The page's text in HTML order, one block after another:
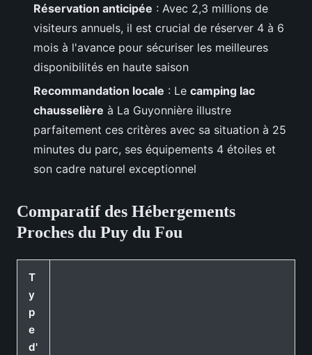
Réservation anticipée : Avec 2,3 millions de
visiteurs annuels, il est crucial de réserver 4 à 6
mois à l'avance pour sécuriser les meilleures
disponibilités en haute saison
Recommandation locale : Le camping lac
chausselière à La Guyonnière illustre
parfaitement ces critères avec sa situation à 25
minutes du parc, ses équipements 4 étoiles et
son cadre naturel exceptionnel
Comparatif des Hébergements
Proches du Puy du Fou
T
y
p
e
d'